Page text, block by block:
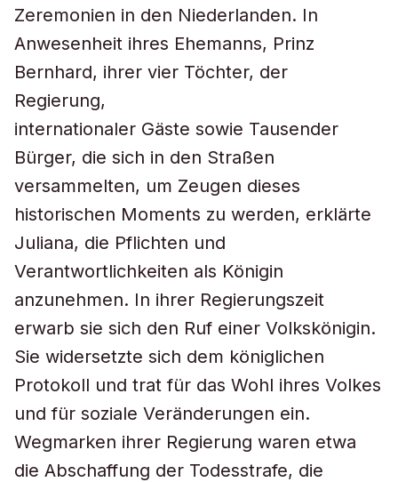
Zeremonien in den Niederlanden. In
Anwesenheit ihres Ehemanns, Prinz
Bernhard, ihrer vier Töchter, der
Regierung,
internationaler Gäste sowie Tausender
Bürger, die sich in den Straßen
versammelten, um Zeugen dieses
historischen Moments zu werden, erklärte
Juliana, die Pflichten und
Verantwortlichkeiten als Königin
anzunehmen. In ihrer Regierungszeit
erwarb sie sich den Ruf einer Volkskönigin.
Sie widersetzte sich dem königlichen
Protokoll und trat für das Wohl ihres Volkes
und für soziale Veränderungen ein.
Wegmarken ihrer Regierung waren etwa
die Abschaffung der Todesstrafe, die